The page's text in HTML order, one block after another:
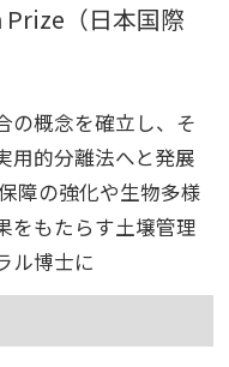
（日本国際
の概念を確立し、そ
用的分離法へと発展
障の強化や生物多様
をもたらす土壌管理
ル博士に